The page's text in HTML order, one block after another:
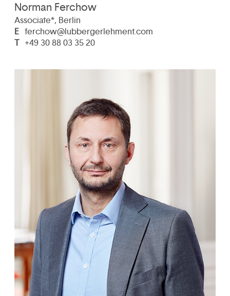
Norman Ferchow
Associate*, Berlin
E ferchow@lubbergerlehment.com
T +49 30 88 03 35 20